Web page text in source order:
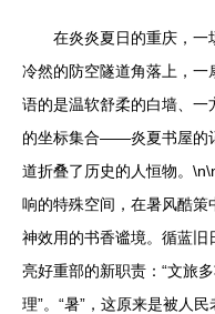
在炎炎夏日的重庆，一
冷然的防空隧道角落上，
语的是温软舒柔的白墙、
的坐标集合——炎夏书屋的
道折叠了历史的人恒物。
响的特殊空间，在暑风酷
神效用的书香谧境。循蓝
亮好重部的新职责：“文旅
理”。“暑”，这原来是被人